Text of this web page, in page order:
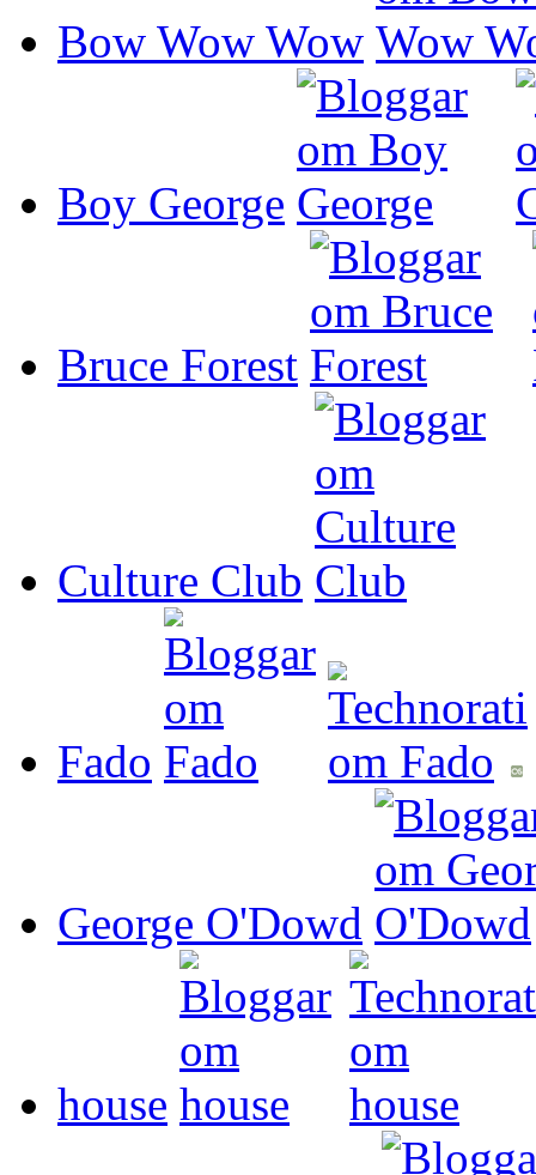
Bow Wow Wow
Boy George
Bruce Forest
Culture Club
Fado
George O'Dowd
house